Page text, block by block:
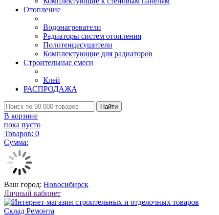
Отопление
Водонагреватели
Радиаторы систем отопления
Полотенцесушители
Комплектующие для радиаторов
Строительные смеси
Клей
РАСПРОДАЖА
Найти
В корзине
пока пусто
Товаров: 0
Сумма:
Ваш город: Новосибирск
Личный кабинет